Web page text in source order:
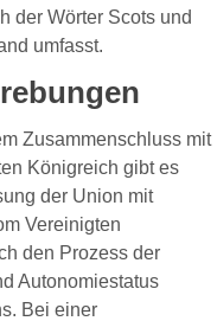
der Wörter Scots und
umfasst.
Zusammenschluss mit
Königreich gibt es
der Union mit
Vereinigten
den Prozess der
Autonomiestatus
Bei einer